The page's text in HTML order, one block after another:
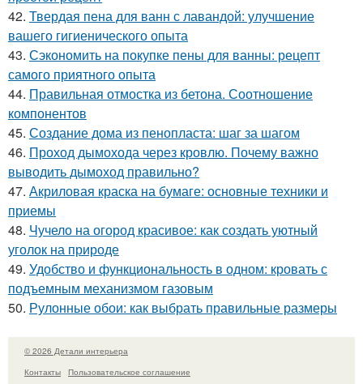
42. Твердая пена для ванн с лавандой: улучшение
вашего гигиенического опыта
43. Сэкономить на покупке пены для ванны: рецепт
самого приятного опыта
44. Правильная отмостка из бетона. Соотношение
компонентов
45. Создание дома из пенопласта: шаг за шагом
46. Проход дымохода через кровлю. Почему важно
выводить дымоход правильно?
47. Акриловая краска на бумаге: основные техники и
приемы
48. Чучело на огород красивое: как создать уютный
уголок на природе
49. Удобство и функциональность в одном: кровать с
подъемным механизмом газовым
50. Рулонные обои: как выбрать правильные размеры
© 2026 Детали интерьера
Контакты
Пользовательское соглашение